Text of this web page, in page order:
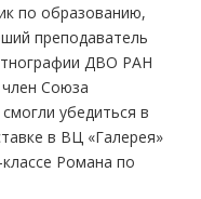
по образованию,
преподаватель
ДВО РАН
Союза
убедиться в
в ВЦ «Галерея»
Романа по